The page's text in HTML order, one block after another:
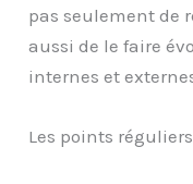
pas seulement de
aussi de le faire
internes et
Les points